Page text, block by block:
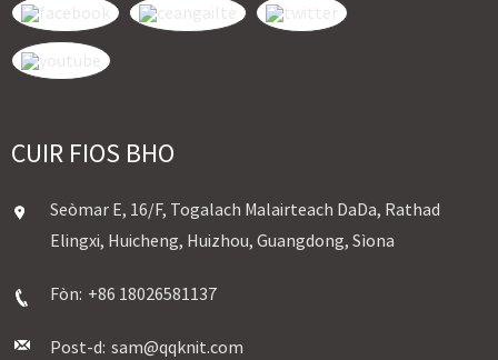
CUIR FIOS BHO
Seòmar E, 16/F, Togalach Malairteach DaDa, Rathad
Elingxi, Huicheng, Huizhou, Guangdong, Sìona
Fòn: +86 18026581137
Post-d: sam@qqknit.com